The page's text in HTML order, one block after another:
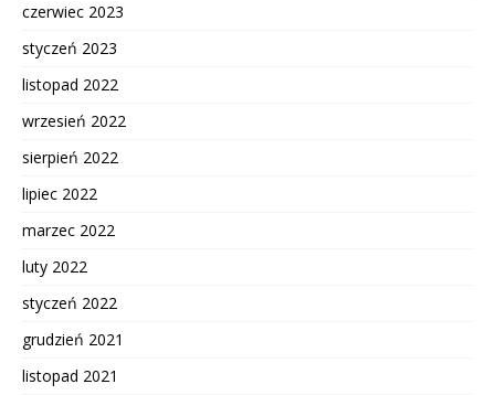
czerwiec 2023
styczeń 2023
listopad 2022
wrzesień 2022
sierpień 2022
lipiec 2022
marzec 2022
luty 2022
styczeń 2022
grudzień 2021
listopad 2021